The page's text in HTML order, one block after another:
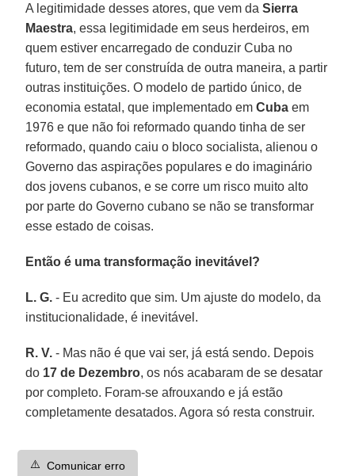
A legitimidade desses atores, que vem daSierra
Maestra, essa legitimidade em seus herdeiros, em
quem estiver encarregado de conduzir Cuba no
futuro, tem de ser construída de outra maneira, a partir
outras instituições. O modelo de partido único, de
economia estatal, que implementado emCuba em
1976 e que não foi reformado quando tinha de ser
reformado, quando caiu o bloco socialista, alienou o
Governo das aspirações populares e do imaginário
dos jovens cubanos, e se corre um risco muito alto
por parte do Governo cubano se não se transformar
esse estado de coisas.
Então é uma transformação inevitável?
L. G. - Eu acredito que sim. Um ajuste do modelo, da
institucionalidade, é inevitável.
R. V. - Mas não é que vai ser, já está sendo. Depois
do 17 de Dezembro, os nós acabaram de se desatar
por completo. Foram-se afrouxando e já estão
completamente desatados. Agora só resta construir.
⚠️ Comunicar erro